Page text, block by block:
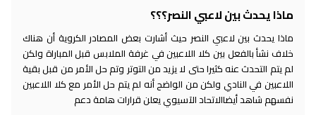
ماذا يحدث بين لاعبي النصر؟؟؟
ماذا يحدث بين لاعبي النصر حيث أشارت بعض المصادر الكروية أن هناك
خلاف نشأ بالفعل بين كلا اللاعبين في غرفة الملابس قبل المباراة ولكن
لم يتم التحدث عنه كثيرا حتى لا يزيد من التوتر وتم حل الأمر من قبل بقية
اللاعبين في النادي ولكن من الواضح أنه لم يتم حل الأمر مع كلا اللاعبين
نفسهم شاهد أيضاالاتحاد الآسيوي يعلن قرارات هامة دعم